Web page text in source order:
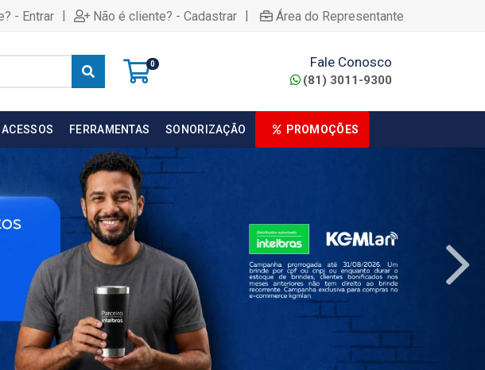
- Entrar | Não é cliente? - Cadastrar | Área do Representante
0 Fale Conosco
(81) 3011-9300
FERRAMENTAS SONORIZAÇÃO PROMOÇÕES